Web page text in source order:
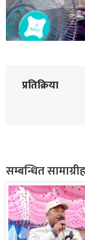
प्रतिक्रिया
सम्बन्धित